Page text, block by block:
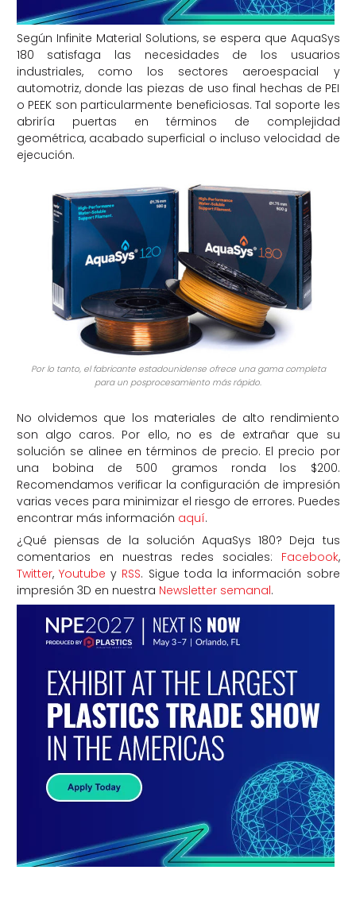
Según Infinite Material Solutions, se espera que AquaSys
180 satisfaga las necesidades de los usuarios
industriales, como los sectores aeroespacial y
automotriz, donde las piezas de uso final hechas de PEI
o PEEK son particularmente beneficiosas. Tal soporte les
abriría puertas en términos de complejidad
geométrica, acabado superficial o incluso velocidad de
ejecución.
Por lo tanto, el fabricante estadounidense ofrece una gama completa
para un posprocesamiento más rápido.
No olvidemos que los materiales de alto rendimiento
son algo caros. Por ello, no es de extrañar que su
solución se alinee en términos de precio. El precio por
una bobina de 500 gramos ronda los $200.
Recomendamos verificar la configuración de impresión
varias veces para minimizar el riesgo de errores. Puedes
encontrar más información aquí.
¿Qué piensas de la solución AquaSys 180? Deja tus
comentarios en nuestras redes sociales: Facebook,
Twitter, Youtube y RSS. Sigue toda la información sobre
impresión 3D en nuestra Newsletter semanal.